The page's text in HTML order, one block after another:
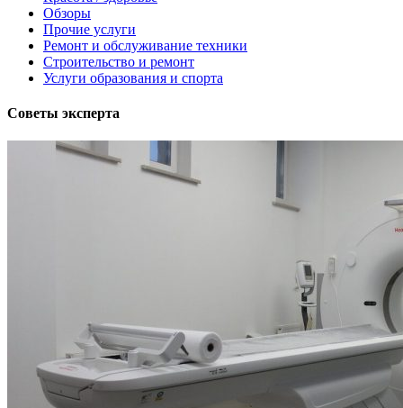
Обзоры
Прочие услуги
Ремонт и обслуживание техники
Строительство и ремонт
Услуги образования и спорта
Советы эксперта